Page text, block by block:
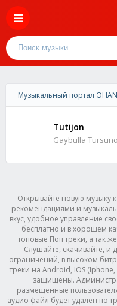
Музыкальный портал
Tutijon
Gaybulla
Открывайте новую музыку
рекомендациями и
вкус, удобное управление
бесплатно и в хорошем
топовые Поп треки, а так
Слушайте, скачивайте, и
ограничений, в высоком
треки на Android, IOS (Iphone,
защищены.
размещенные
аудио файл будет удалён по